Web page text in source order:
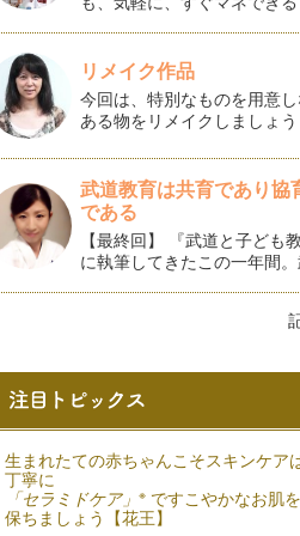
リメイク作品
今回は、特別なものを用意
ある物をリメイクしましょ
武道教育は共育であり協
である
【最終回】 『武道と子ども
に執筆してきたこの一年間
生まれたての赤ちゃんこそスキンケア
丁寧に
「セラミドケア」 ※ですこやかなお肌を
保ちましょう【花王】